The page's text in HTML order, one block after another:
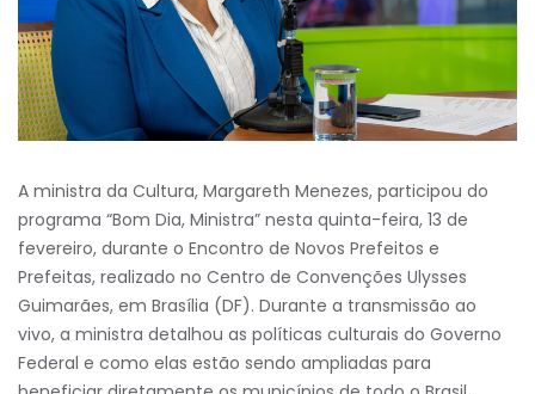
A ministra da Cultura, Margareth Menezes, participou do
programa “Bom Dia, Ministra” nesta quinta-feira, 13 de
fevereiro, durante o Encontro de Novos Prefeitos e
Prefeitas, realizado no Centro de Convenções Ulysses
Guimarães, em Brasília (DF). Durante a transmissão ao
vivo, a ministra detalhou as políticas culturais do Governo
Federal e como elas estão sendo ampliadas para